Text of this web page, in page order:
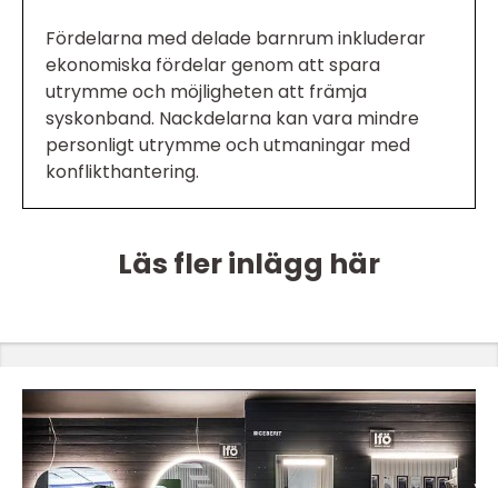
Fördelarna med delade barnrum inkluderar
ekonomiska fördelar genom att spara
utrymme och möjligheten att främja
syskonband. Nackdelarna kan vara mindre
personligt utrymme och utmaningar med
konflikthantering.
Läs fler inlägg här